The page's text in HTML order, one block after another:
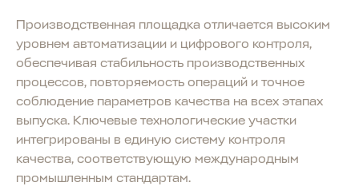
Производственная площадка отличается высоким
уровнем автоматизации и цифрового контроля,
обеспечивая стабильность производственных
процессов, повторяемость операций и точное
соблюдение параметров качества на всех этапах
выпуска. Ключевые технологические участки
интегрированы в единую систему контроля
качества, соответствующую международным
промышленным стандартам.